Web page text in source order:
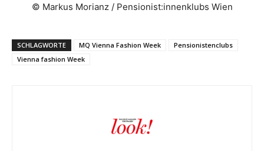
© Markus Morianz / Pensionist:innenklubs Wien
SCHLAGWORTE MQ Vienna Fashion Week
Pensionistenclubs
Vienna fashion Week